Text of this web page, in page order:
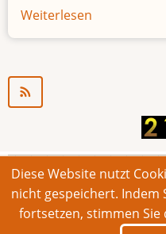
Weiterlesen
© 2026 Bonner
Footer
Impressum Kontakt
Diese Website nutzt
nicht gespeichert. Indem
fortsetzen, stimmen Sie